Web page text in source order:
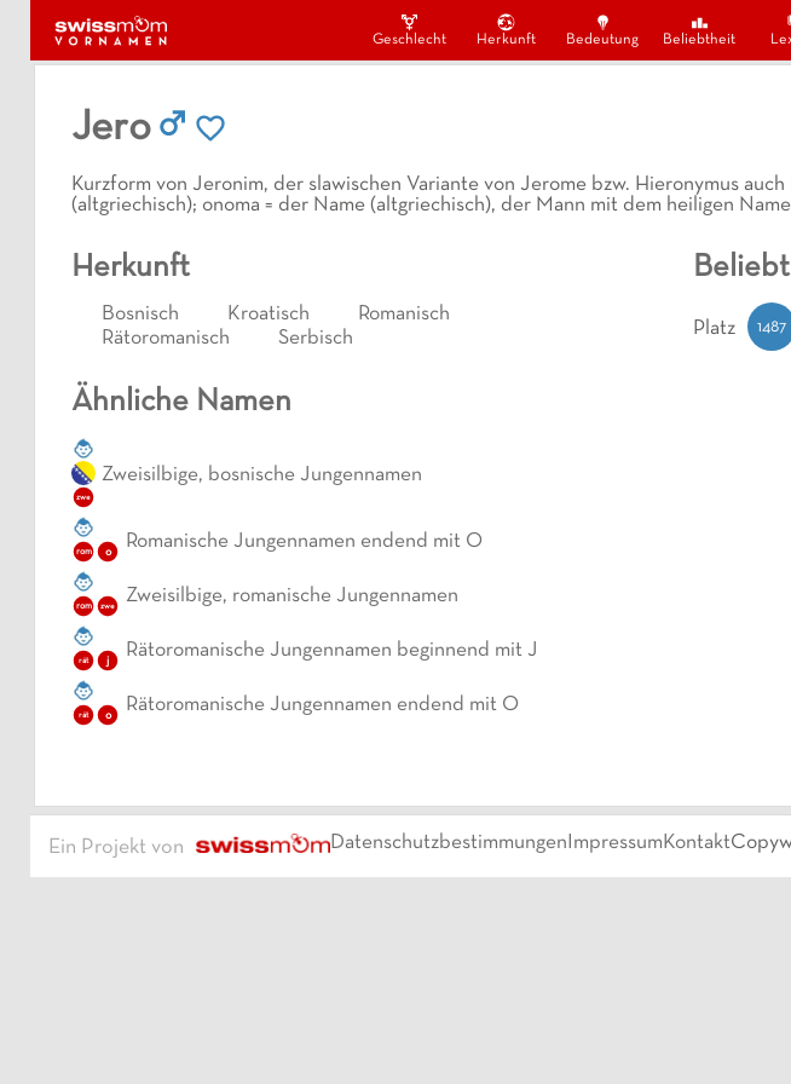
Geschlecht Herkunft Bedeutung Beliebtheit
Jero
Kurzform von Jeronim, der slawischen Variante von Jerome bzw. Hieronymus
(altgriechisch); onoma = der Name (altgriechisch), der Mann mit dem heiligen
Herkunft
Bosnisch Kroatisch
Romanisch
Rätoromanisch
Serbisch
Ähnliche Namen
zwe
Zweisilbige, bosnische Jungennamen
rom o Romanische Jungennamen endend mit O
rom zwe Zweisilbige, romanische Jungennamen
rät j
Rätoromanische Jungennamen beginnend mit J
rät o Rätoromanische Jungennamen endend mit O
Platz 1487
Ein Projekt von DatenschutzbestimmungenImpressumKontakt